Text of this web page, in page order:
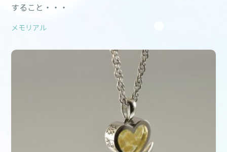
すること・・・
メモリアル